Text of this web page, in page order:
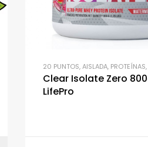
20 PUNTOS,AISLADA, PROTEÍNAS,
Clear Isolate Zero
LifePro